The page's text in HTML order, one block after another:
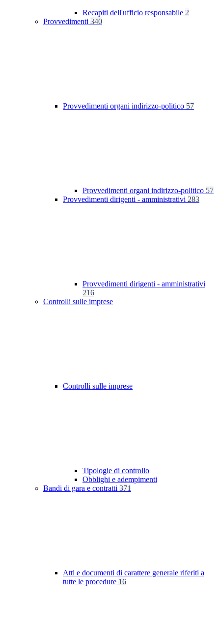
Recapiti dell'ufficio responsabile 2
Provvedimenti 340
Provvedimenti organi indirizzo-politico 57
Provvedimenti organi indirizzo-politico 57
Provvedimenti dirigenti - amministrativi 283
Provvedimenti dirigenti - amministrativi
216
Controlli sulle imprese
Controlli sulle imprese
Tipologie di controllo
Obblighi e adempimenti
Bandi di gara e contratti 371
Atti e documenti di carattere generale riferiti a
tutte le procedure 16